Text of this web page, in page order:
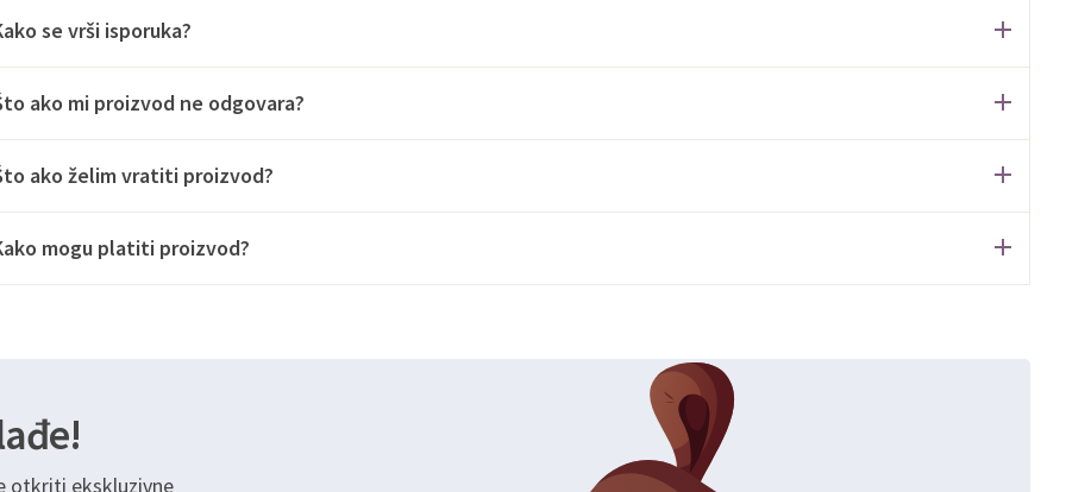
se vrši isporuka?
ako mi proizvod ne odgovara?
ako želim vratiti proizvod?
mogu platiti proizvod?
otkriti ekskluzivne